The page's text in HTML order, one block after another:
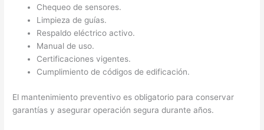
Chequeo de sensores.
Limpieza de guías.
Respaldo eléctrico activo.
Manual de uso.
Certificaciones vigentes.
Cumplimiento de códigos de edificación.
El mantenimiento preventivo es obligatorio para conservar
garantías y asegurar operación segura durante años.